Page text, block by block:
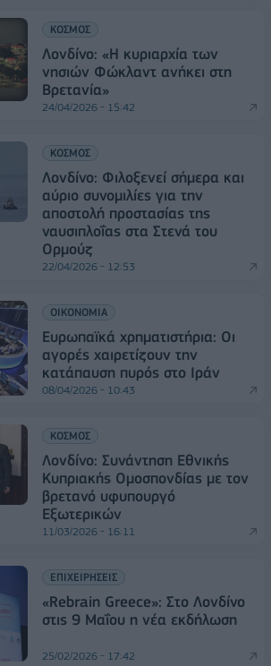
ΚΟΣΜΟΣ
Λονδίνο: «Η κυριαρχία των
νησιών Φώκλαντ ανήκει στη
Βρετανία»
24/04/2026 - 15:42
ΚΟΣΜΟΣ
Λονδίνο: Φιλοξενεί σήμερα και
αύριο συνομιλίες για την
αποστολή προστασίας της
ναυσιπλοΐας στα Στενά του
Ορμούζ
22/04/2026 - 12:53
ΟΙΚΟΝΟΜΙΑ
Ευρωπαϊκά χρηματιστήρια: Οι
αγορές χαιρετίζουν την
κατάπαυση πυρός στο Ιράν
08/04/2026 - 10:43
ΚΟΣΜΟΣ
Λονδίνο: Συνάντηση Εθνικής
Κυπριακής Ομοσπονδίας με τον
βρετανό υφυπουργό
Εξωτερικών
11/03/2026 - 16:11
ΕΠΙΧΕΙΡΗΣΕΙΣ
«Rebrain Greece»: Στο Λονδίνο
στις 9 Μαΐου η νέα εκδήλωση
25/02/2026 - 17:42